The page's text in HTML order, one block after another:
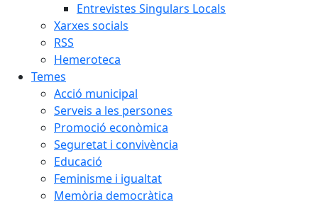
Entrevistes Singulars Locals
Xarxes socials
RSS
Hemeroteca
Temes
Acció municipal
Serveis a les persones
Promoció econòmica
Seguretat i convivència
Educació
Feminisme i igualtat
Memòria democràtica